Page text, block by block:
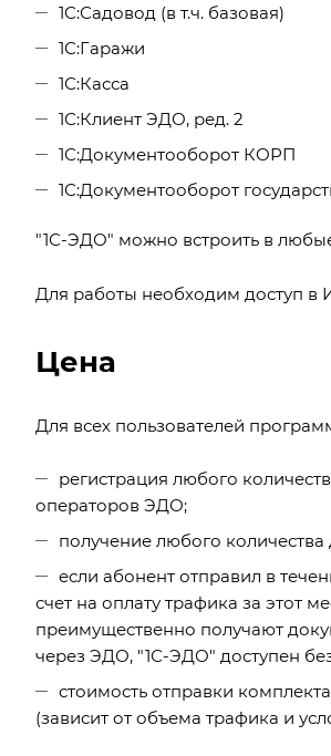
1С:Садовод (в т.ч. базовая)
1С:Гаражи
1С:Касса
1С:Клиент ЭДО, ред. 2
1С:Документооборот КОРП
1С:Документооборот
"1С-ЭДО" можно встроить в
Для работы необходим доступ в
Цена
Для всех пользователей
регистрация любого
операторов ЭДО;
получение любого количества
если абонент отправил в
счет на оплату трафика за этот
преимущественно получают
через ЭДО, "1С-ЭДО" доступен
стоимость отправки
(зависит от объема трафика и